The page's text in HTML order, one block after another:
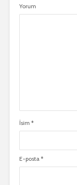
Yorum
İsim *
E-posta *